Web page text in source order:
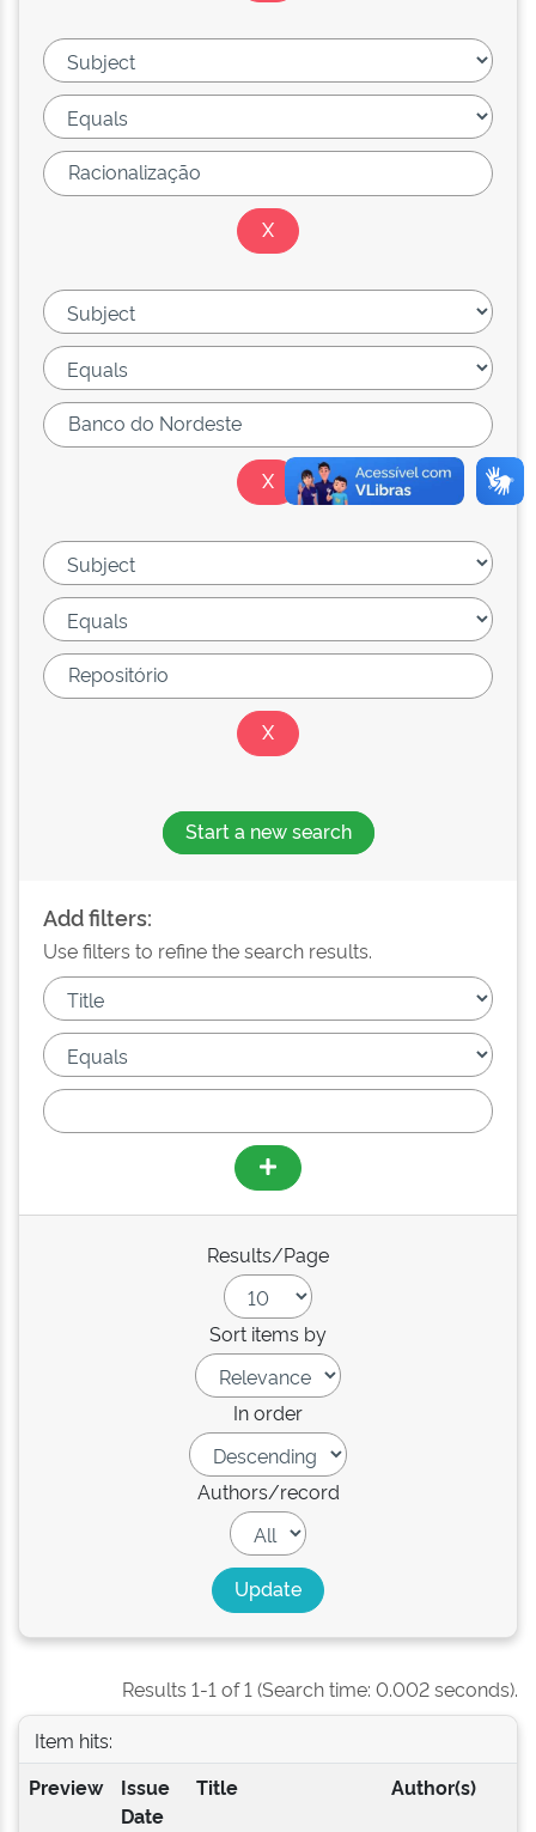
Start a new search
Add filters:
Use filters to refine the search results.
Results/Page
Sort items by
In order
Authors/record
Results 1-1 of 1 (Search time: 0.002 seconds).
Item hits:
Preview
Issue
Date
Title Author(s)